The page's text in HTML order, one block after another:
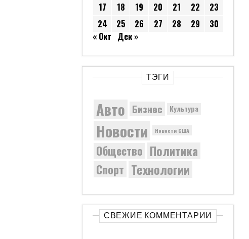
17
18 19 20 21 22
23
24
25 26 27 28 29
30
« Окт Дек »
ТЭГИ
Авто Бизнес Культура
Новости Новости США
Общество Политика
Спорт Технологии
СВЕЖИЕ КОММЕНТАРИИ